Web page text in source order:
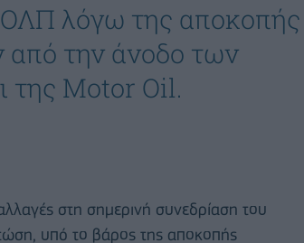
ΟΛΠ λόγω της αποκοπής
από την άνοδο των
της Motor Oil.
στη σημερινή συνεδρίαση του
υπό το βάρος της αποκοπής